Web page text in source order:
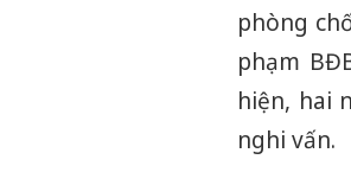
phòng
phạm
hiện, hai
nghi vấn.